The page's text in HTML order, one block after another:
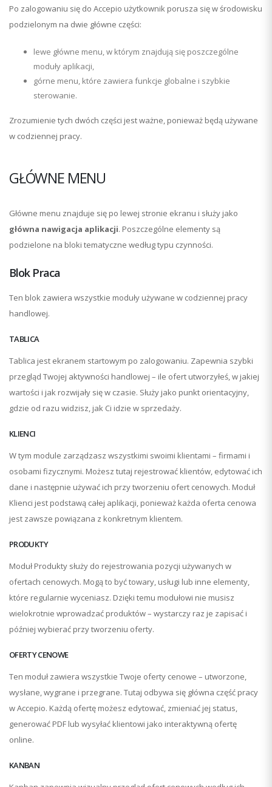
Po zalogowaniu się do Accepio użytkownik porusza się w środowisku
podzielonym na dwie główne części:
lewe główne menu, w którym znajdują się poszczególne
moduły aplikacji,
górne menu, które zawiera funkcje globalne i szybkie
sterowanie.
Zrozumienie tych dwóch części jest ważne, ponieważ będą używane
w codziennej pracy.
GŁÓWNE MENU
Główne menu znajduje się po lewej stronie ekranu i służy jako
główna nawigacja aplikacji. Poszczególne elementy są
podzielone na bloki tematyczne według typu czynności.
Blok Praca
Ten blok zawiera wszystkie moduły używane w codziennej pracy
handlowej.
TABLICA
Tablica jest ekranem startowym po zalogowaniu. Zapewnia szybki
przegląd Twojej aktywności handlowej – ile ofert utworzyłeś, w jakiej
wartości i jak rozwijały się w czasie. Służy jako punkt orientacyjny,
gdzie od razu widzisz, jak Ci idzie w sprzedaży.
KLIENCI
W tym module zarządzasz wszystkimi swoimi klientami – firmami i
osobami fizycznymi. Możesz tutaj rejestrować klientów, edytować ich
dane i następnie używać ich przy tworzeniu ofert cenowych. Moduł
Klienci jest podstawą całej aplikacji, ponieważ każda oferta cenowa
jest zawsze powiązana z konkretnym klientem.
PRODUKTY
Moduł Produkty służy do rejestrowania pozycji używanych w
ofertach cenowych. Mogą to być towary, usługi lub inne elementy,
które regularnie wyceniasz. Dzięki temu modułowi nie musisz
wielokrotnie wprowadzać produktów – wystarczy raz je zapisać i
później wybierać przy tworzeniu oferty.
OFERTY CENOWE
Ten moduł zawiera wszystkie Twoje oferty cenowe – utworzone,
wysłane, wygrane i przegrane. Tutaj odbywa się główna część pracy
w Accepio. Każdą ofertę możesz edytować, zmieniać jej status,
generować PDF lub wysyłać klientowi jako interaktywną ofertę
online.
KANBAN